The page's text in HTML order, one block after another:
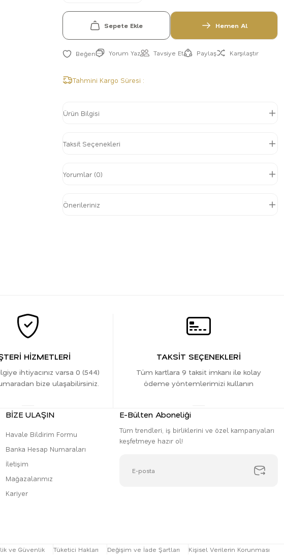
Sepete Ekle Hemen Al
Yorum Yaz Tavsiye Et Paylaş Karşılaştır
Tahmini Kargo Süresi :
Ürün Bilgisi
Taksit Seçenekleri
Yorumlar (0)
Önerileriniz
HİZMETLERİ
ihtiyacınız varsa 0 (544)
bize ulaşabilirsiniz.
TAKSİT SEÇENEKLERİ
Tüm kartlara 9 taksit imkanı ile kolay
ödeme yöntemlerimizi kullanın
BİZE ULAŞIN
Havale Bildirim Formu
Banka Hesap Numaraları
İletişim
Mağazalarımız
Kariyer
E-Bülten Aboneliği
Tüm trendleri, iş birliklerini ve özel kampanyaları
keşfetmeye hazır ol!
ve Güvenlik Tüketici Hakları Değişim ve İade Şartları Kişisel Verilerin Korunması